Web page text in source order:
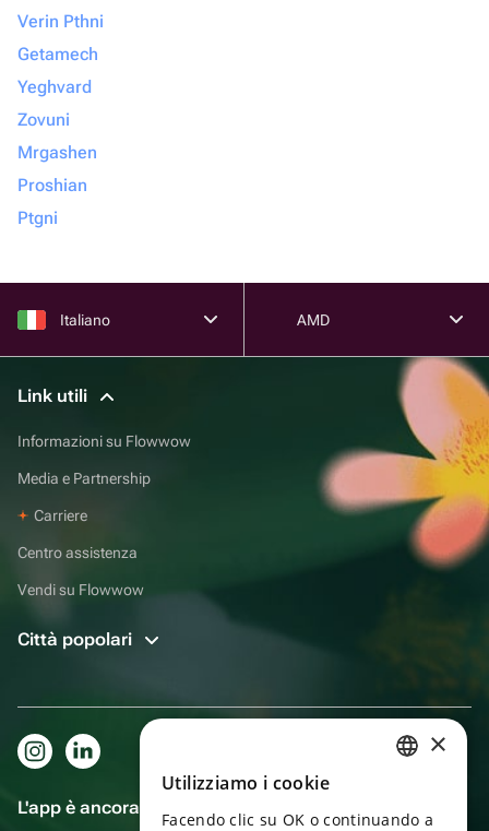
Verin Pthni
Getamech
Yeghvard
Zovuni
Mrgashen
Proshian
Ptgni
Italiano AMD
Link utili
Informazioni su Flowwow
Media e Partnership
Carriere
Centro assistenza
Vendi su Flowwow
Città popolari
L'app è ancora più comoda!
ENGLISH
×
Utilizziamo i cookie
Facendo clic su OK o continuando a